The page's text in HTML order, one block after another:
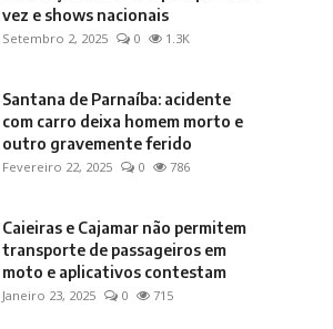
vez e shows nacionais
Setembro 2, 2025 0 1.3K
Santana de Parnaíba: acidente
com carro deixa homem morto e
outro gravemente ferido
Fevereiro 22, 2025 0 786
Caieiras e Cajamar não permitem
transporte de passageiros em
moto e aplicativos contestam
Janeiro 23, 2025 0 715